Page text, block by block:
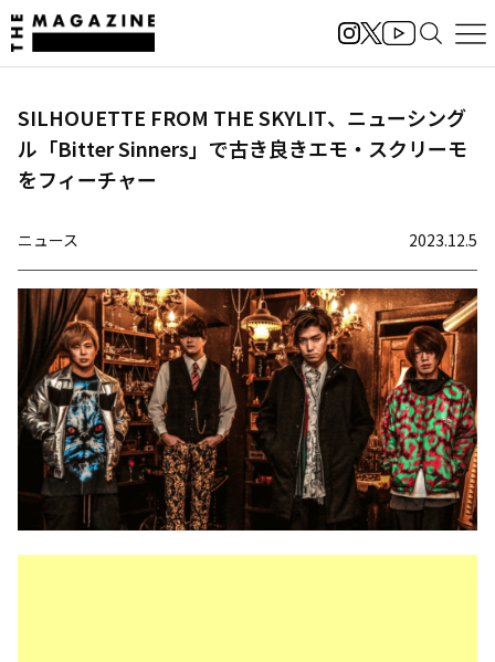
SILHOUETTE FROM THE SKYLIT、ニューシング
ル「Bitter Sinners」で古き良きエモ・スクリーモ
をフィーチャー
ニュース 2023.12.5